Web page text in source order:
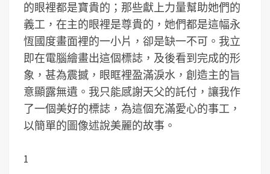
的眼裡都是寶貴的；那些獻上力量幫助她們的
義工，在主的眼裡是尊貴的，她們都是這幅永
恆國度畫面裡的一小片，卻是缺一不可。我立
即在電腦繪畫出這個標誌，及後看到完成的形
象，甚為震撼，眼眶裡盈滿淚水，創造主的旨
意顯露無遺。我只能感謝天父的託付，讓我作
了一個美好的標誌，為這個充滿愛心的事工，
以簡單的圖像述說美麗的故事。
1